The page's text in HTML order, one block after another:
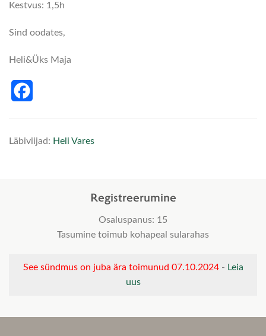
Kestvus: 1,5h
Sind oodates,
Heli&Üks Maja
Läbiviijad: Heli Vares
Registreerumine
Osaluspanus: 15
Tasumine toimub kohapeal sularahas
See sündmus on juba ära toimunud 07.10.2024- Leia
uus